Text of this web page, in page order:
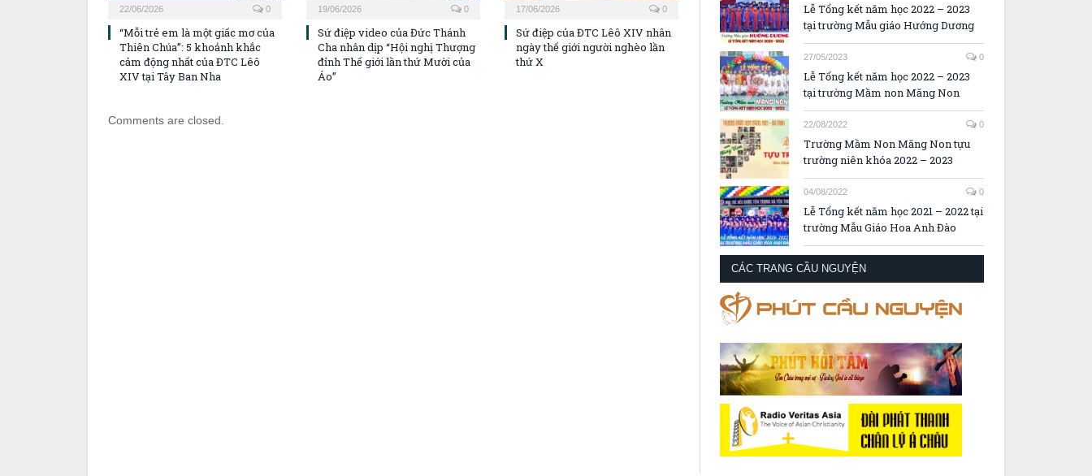
22/06/2026 0
“Mỗi trẻ em là một giấc mơ của
Thiên Chúa”: 5 khoảnh khắc
cảm động nhất của ĐTC Lêô
XIV tại Tây Ban Nha
19/06/2026 0
Sứ điệp video của Đức Thánh
Cha nhân dịp “Hội nghị Thượng
đỉnh Thế giới lần thứ Mười của
Áo”
17/06/2026 0
Sứ điệp của ĐTC Lêô XIV nhân
ngày thế giới người nghèo lần
thứ X
Comments are closed.
Lễ Tổng kết năm học 2022 – 2023
tại trường Mẫu giáo Hướng Dương
27/05/2023 0
Lễ Tổng kết năm học 2022 – 2023
tại trường Mầm non Măng Non
22/08/2022 0
Trường Mầm Non Măng Non tựu
trường niên khóa 2022 – 2023
04/08/2022 0
Lễ Tổng kết năm học 2021 – 2022 tại
trường Mẫu Giáo Hoa Anh Đào
CÁC TRANG CẦU NGUYỆN